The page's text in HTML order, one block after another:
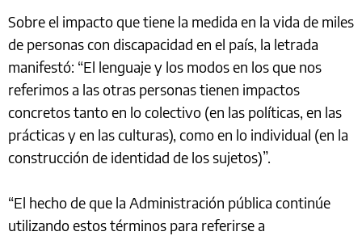
Sobre el impacto que tiene la medida en la vida de miles
de personas con discapacidad en el país, la letrada
manifestó: “El lenguaje y los modos en los que nos
referimos a las otras personas tienen impactos
concretos tanto en lo colectivo (en las políticas, en las
prácticas y en las culturas), como en lo individual (en la
construcción de identidad de los sujetos)”.
“El hecho de que la Administración pública continúe
utilizando estos términos para referirse a